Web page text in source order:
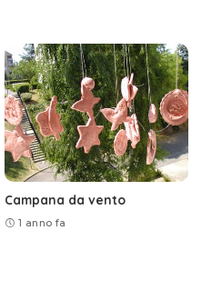
Campana da vento
1 anno fa